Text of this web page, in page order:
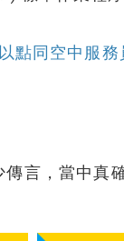
點同空中服
言，當中真